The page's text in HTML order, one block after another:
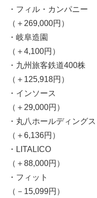
・フィル・カンパニー
（＋269,000円）
・岐阜造園
（＋4,100円）
・九州旅客鉄道400株
（＋125,918円）
・インソース
（＋29,000円）
・丸八ホールディングス
（＋6,136円）
・LITALICO
（＋88,000円）
・フィット
（－15,099円）